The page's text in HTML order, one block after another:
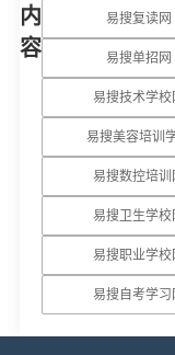
内
容
易搜复读网
易搜单招网
易搜技术学校
易搜美容培训
易搜数控培训
易搜卫生学校
易搜职业学校
易搜自考学习